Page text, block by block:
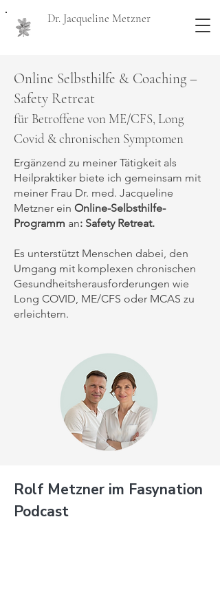
Dr. Jacqueline Metzner
Online Selbsthilfe & Coaching –
Safety Retreat
für Betroffene von ME/CFS, Long
Covid & chronischen Symptomen
Ergänzend zu meiner Tätigkeit als
Heilpraktiker biete ich gemeinsam mit
meiner Frau Dr. med. Jacqueline
Metzner ein Online-Selbsthilfe-
Programm an: Safety Retreat.
Es unterstützt Menschen dabei, den
Umgang mit komplexen chronischen
Gesundheitsherausforderungen wie
Long COVID, ME/CFS oder MCAS zu
erleichtern.
Rolf Metzner im Fasynation
Podcast